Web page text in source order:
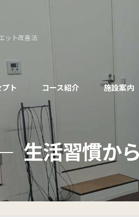
ット改善法
ト コース紹介
パーソナルコース
初めての方へ
施設案内
生活習慣か